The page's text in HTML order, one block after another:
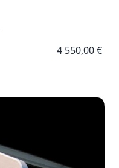
4 550,00 €